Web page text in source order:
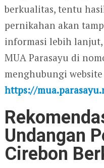
berkualitas, tentu
pernikahan akan
informasi lebih
MUA Parasayu di
menghubungi website
https://
Undangan
Cirebon